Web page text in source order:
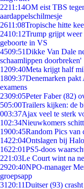
2211:14OM eist TBS
aardappelschilmesje
2611:08Tropische hitte
2410:12Trump grijpt weer
geboorte in VS
4509:51Dikke Van Dale
schaamlippen doorbreken'
1209:40Meta krijgt half
1809:37Denemarken
examens
2309:05Peter Faber (82)
505:00Trailers kijken: de
003:37Ajax veel te sterk
102:34Nieuwkomers
1900:45Random Pics van
1422:04Ontslagen bij
1622:01PS5-doos
221:03Le Court wint na
2920:40NPO-manager
groepsapp
31 20:11Duitser (93)